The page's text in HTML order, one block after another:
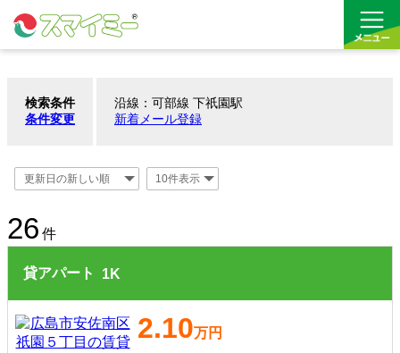
借りる
お気に入り
検索条件
条件変更
沿線：可部線 下祇園駅
新着メール登録
26 件
貸アパート 1K
2.10万円